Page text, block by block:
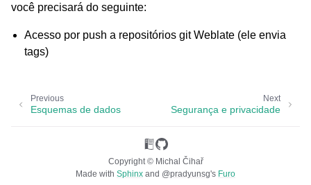
você precisará do seguinte:
Acesso por push a repositórios git Weblate (ele envia
tags)
Next
Segurança e privacidade
Previous
Esquemas de dados
Copyright © Michal Čihař
Made with Sphinx and @pradyunsg's Furo